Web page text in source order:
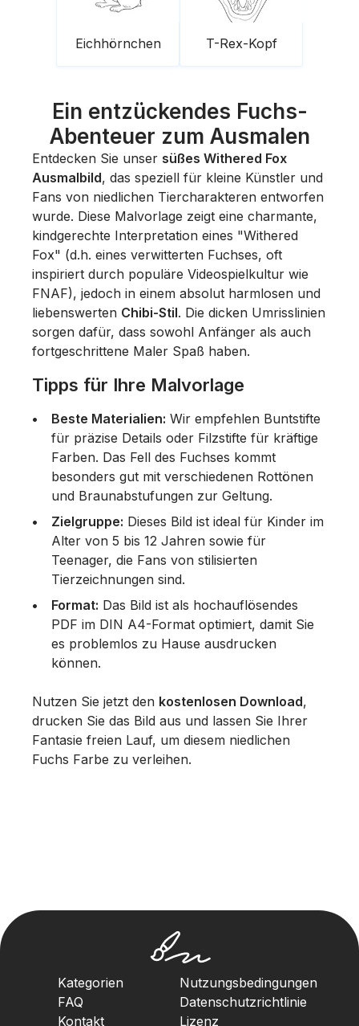
Eichhörnchen T-Rex-Kopf
Ein entzückendes Fuchs-
Abenteuer zum Ausmalen
Entdecken Sie unser süßes Withered Fox
Ausmalbild, das speziell für kleine Künstler und
Fans von niedlichen Tiercharakteren entworfen
wurde. Diese Malvorlage zeigt eine charmante,
kindgerechte Interpretation eines "Withered
Fox" (d.h. eines verwitterten Fuchses, oft
inspiriert durch populäre Videospielkultur wie
FNAF), jedoch in einem absolut harmlosen und
liebenswerten Chibi-Stil. Die dicken Umrisslinien
sorgen dafür, dass sowohl Anfänger als auch
fortgeschrittene Maler Spaß haben.
Tipps für Ihre Malvorlage
Beste Materialien: Wir empfehlen Buntstifte
für präzise Details oder Filzstifte für kräftige
Farben. Das Fell des Fuchses kommt
besonders gut mit verschiedenen Rottönen
und Braunabstufungen zur Geltung.
Zielgruppe: Dieses Bild ist ideal für Kinder im
Alter von 5 bis 12 Jahren sowie für
Teenager, die Fans von stilisierten
Tierzeichnungen sind.
Format: Das Bild ist als hochauflösendes
PDF im DIN A4-Format optimiert, damit Sie
es problemlos zu Hause ausdrucken
können.
Nutzen Sie jetzt den kostenlosen Download,
drucken Sie das Bild aus und lassen Sie Ihrer
Fantasie freien Lauf, um diesem niedlichen
Fuchs Farbe zu verleihen.
Kategorien
FAQ
Kontakt
Nutzungsbedingungen
Datenschutzrichtlinie
Lizenz